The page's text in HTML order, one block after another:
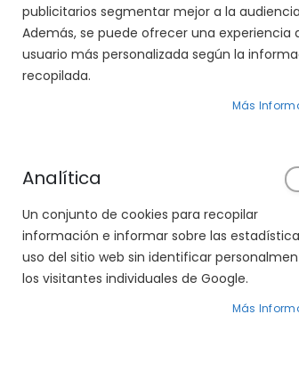
Precio
49,00 €
publicitarios segmentar mejor a la
Además, se puede ofrecer una experiencia
usuario más personalizada según la
recopilada.
Más
Analítica
Un conjunto de cookies para recopilar
información e informar sobre las
uso del sitio web sin identificar
los visitantes individuales de Google.
Más